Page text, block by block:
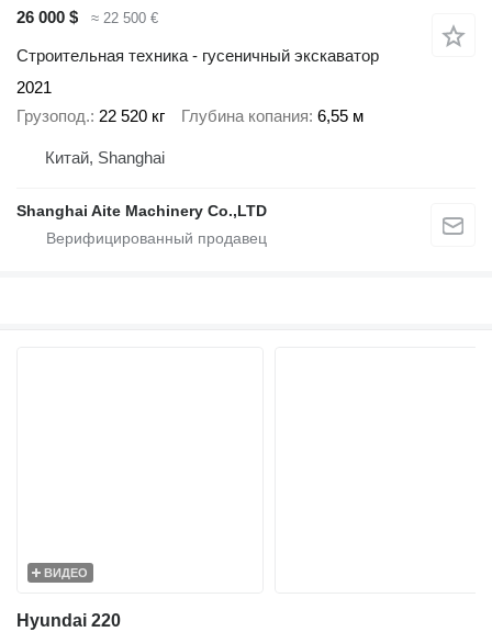
26 000 $
≈ 22 500 €
Строительная техника - гусеничный экскаватор
2021
Грузопод. 22 520 кг Глубина копания 6,55 м
Китай, Shanghai
Shanghai Aite Machinery Co.,LTD
ВИДЕО
Hyundai 220